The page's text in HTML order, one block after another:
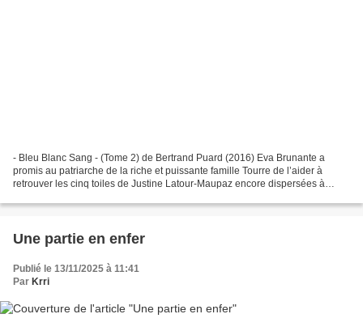
- Bleu Blanc Sang - (Tome 2) de Bertrand Puard (2016) Eva Brunante a
promis au patriarche de la riche et puissante famille Tourre de l’aider à
retrouver les cinq toiles de Justine Latour-Maupaz encore dispersées à
Une partie en enfer
Publié le 13/11/2025 à 11:41
Par Krri